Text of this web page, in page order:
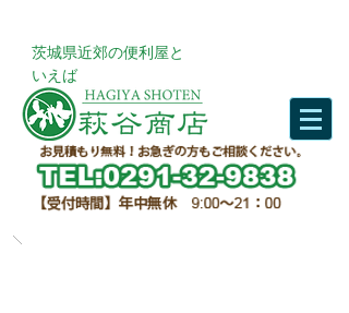
​茨城県近郊の便利屋と
いえば